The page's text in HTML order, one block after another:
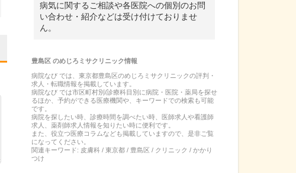
病気に関するご相談や各医院への個別のお問
い合わせ・紹介などは受け付けておりませ
ん。
豊島区のめじろミサクリニック情報
病院なび では、 東京都豊島区のめじろミサクリニックの評判・
求人・転職情報を掲載しています。
病院なび では市区町村別/診療科目別に病院・医院・薬局を探せ
るほか、予約ができる医療機関や、キーワードでの検索も可能
です。
病院を探したい時、診療時間を調べたい時、医師求人や看護師
求人、薬剤師求人情報を知りたい時に便利です。
また、役立つ医療コラムなども掲載していますので、是非ご覧
になってください。
関連キーワード: 皮膚科 / 東京都 / 豊島区 / クリニック / かかり
つけ